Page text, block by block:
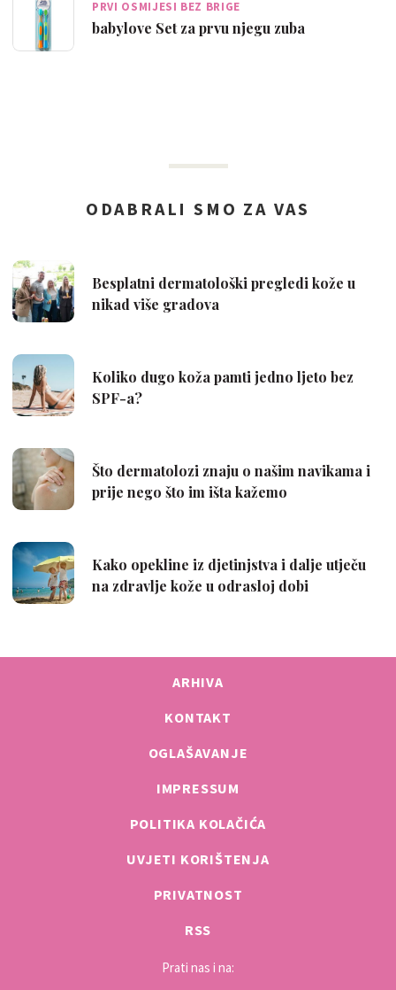
PRVI OSMIJESI BEZ BRIGE
babylove Set za prvu njegu zuba
ARHIVA
KONTAKT
OGLAŠAVANJE
IMPRESSUM
POLITIKA KOLAČIĆA
UVJETI KORIŠTENJA
PRIVATNOST
RSS
Prati nas i na: